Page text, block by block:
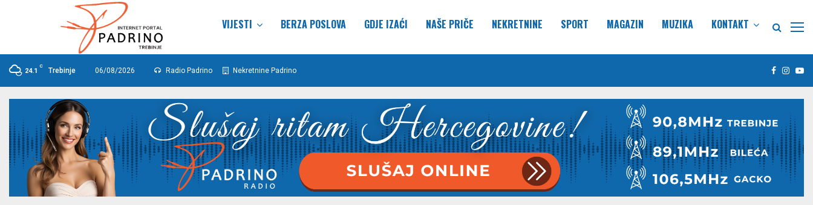
VIJESTI BERZA POSLOVA GDJE IZAĆI NAŠE PRIČE NEKRETNINE SPORT MAGAZIN MUZIKA KONTAKT
24.1
C
Trebinje 06/08/2026 Radio Padrino Nekretnine Padrino Facebook